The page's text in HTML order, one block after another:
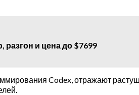
разгон и цена до $7699
Codex, отражают